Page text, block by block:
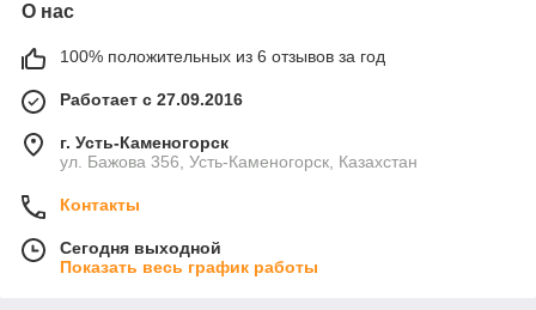
О нас
100% положительных из 6 отзывов за год
Работает с 27.09.2016
г. Усть-Каменогорск
ул. Бажова 356, Усть-Каменогорск, Казахстан
Контакты
Сегодня выходной
Показать весь график работы